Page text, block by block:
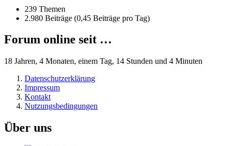
239 Themen
2.980 Beiträge (0,45 Beiträge pro Tag)
Forum online seit …
18 Jahren, 4 Monaten, einem Tag, 14 Stunden und 4 Minuten
Datenschutzerklärung
Impressum
Kontakt
Nutzungsbedingungen
Über uns